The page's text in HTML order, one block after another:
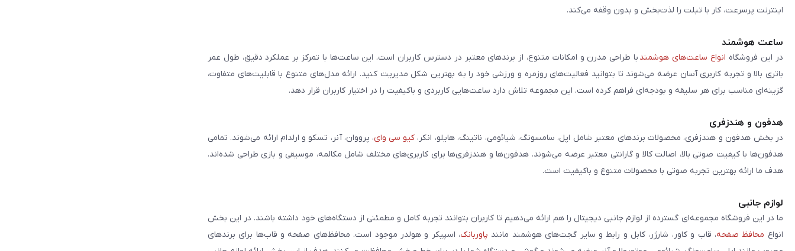
اینترنت پرسرعت، کار با تبلت را لذت‌بخش و بدون وقفه می‌کند.
ساعت هوشمند
در این فروشگاه انواع ساعت‌های هوشمند با طراحی مدرن و امکانات متنوع، از برندهای معتبر در دسترس کاربران است. این ساعت‌ها با تمرکز بر عملکرد دقیق، طول عمر
باتری بالا و تجربه کاربری آسان عرضه می‌شوند تا بتوانید فعالیت‌های روزمره و ورزشی خود را به بهترین شکل مدیریت کنید. ارائه مدل‌های متنوع با قابلیت‌های متفاوت،
گزینه‌ای مناسب برای هر سلیقه و بودجه‌ای فراهم کرده است. این مجموعه تلاش دارد ساعت‌هایی کاربردی و باکیفیت را در اختیار کاربران قرار دهد.
هدفون و هندزفری
در بخش هدفون و هندزفری، محصولات برندهای معتبر شامل اپل، سامسونگ، شیائومی، ناتینگ، هایلو، انکر، کیو سی وای، پرووان، آنر، تسکو و ارلدام ارائه می‌شوند. تمامی
هدفون‌ها با کیفیت صوتی بالا، اصالت کالا و گارانتی معتبر عرضه می‌شوند. هدفون‌ها و هندزفری‌ها برای کاربری‌های مختلف شامل مکالمه، موسیقی و بازی طراحی شده‌اند.
هدف ما ارائه بهترین تجربه صوتی با محصولات متنوع و باکیفیت است.
لوازم جانبی
ما در این فروشگاه مجموعه‌ای گسترده از لوازم جانبی دیجیتال را هم ارائه می‌دهیم تا کاربران بتوانند تجربه کامل و مطمئنی از دستگاه‌های خود داشته باشند. در این بخش
انواع محافظ صفحه، قاب و کاور، شارژر، کابل و رابط و سایر گجت‌های هوشمند مانند پاوربانک، اسپیکر و هولدر موجود است. محافظ‌های صفحه و قاب‌ها برای برندهای